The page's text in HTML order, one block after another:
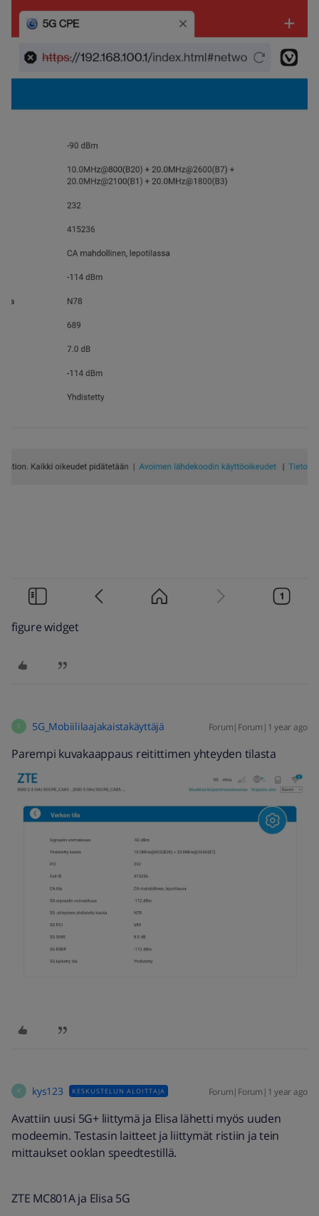
figure widget
5 5G_Mobiililaajakaistakäyttäjä Forum|Forum|1 year ago
Parempi kuvakaappaus reitittimen yhteyden tilasta
K kys123 KESKUSTELUN ALOITTAJA Forum|Forum|1 year ago
Avattiin uusi 5G+ liittymä ja Elisa lähetti myös uuden
modeemin. Testasin laitteet ja liittymät ristiin ja tein
mittaukset ooklan speedtestillä.
ZTE MC801A ja Elisa 5G